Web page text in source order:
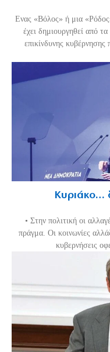
Ενας «Βόλος» ή μια
έχει δημιουργηθεί από
επικίνδυνης κυβέρνησης
Κυριάκο…
• Στην πολιτική οι
πράγμα. Οι κοινωνίες
κυβερνήσεις